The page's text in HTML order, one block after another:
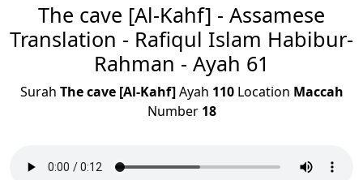
The cave [Al-Kahf] - Assamese
Translation - Rafiqul Islam Habibur-
Rahman - Ayah 61
Surah The cave [Al-Kahf]Ayah 110Location Maccah
Number 18